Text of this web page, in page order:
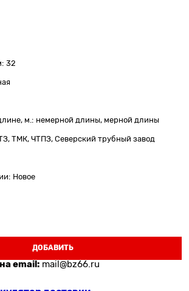
32
м.: немерной длины, мерной длины
ТМК, ЧТПЗ, Северский трубный завод
Новое
ДОБАВИТЬ
email: mail@bz66.ru